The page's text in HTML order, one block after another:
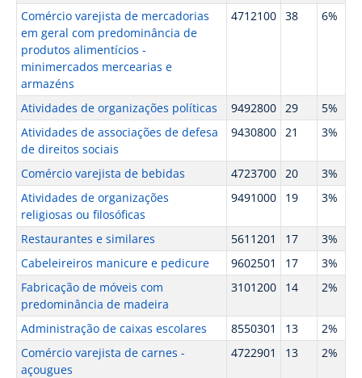
Comércio varejista de mercadorias
em geral com predominância de
produtos alimentícios -
minimercados mercearias e
armazéns
4712100 38 6%
Atividades de organizações políticas 9492800 29
5%
Atividades de associações de defesa
de direitos sociais
9430800 21 3%
Comércio varejista de bebidas 4723700 20
3%
Atividades de organizações
religiosas ou filosóficas
9491000 19 3%
Restaurantes e similares 5611201 17
3%
Cabeleireiros manicure e pedicure
9602501 17
3%
Fabricação de móveis com
predominância de madeira
3101200 14 2%
Administração de caixas escolares 8550301 13
2%
Comércio varejista de carnes -
açougues
4722901 13 2%